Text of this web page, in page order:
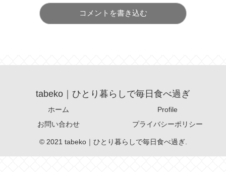
コメントを書き込む
tabeko｜ひとり暮らしで毎日食べ過ぎ
ホーム
Profile
お問い合わせ
プライバシーポリシー
© 2021 tabeko｜ひとり暮らしで毎日食べ過ぎ.